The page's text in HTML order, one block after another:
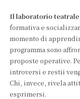
Il laboratorio
formativa e
momento di
programma sono
proposte operative.
introversi e restii
Chi, invece, rivela
esprimersi.